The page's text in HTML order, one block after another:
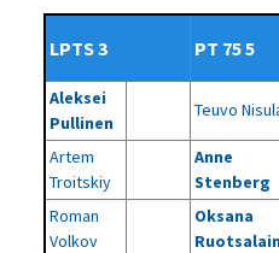
LPTS 3 PT 75 5
Aleksei
Pullinen
Teuvo
Artem
Troitskiy
Anne
Stenberg
Roman
Volkov
Oksana